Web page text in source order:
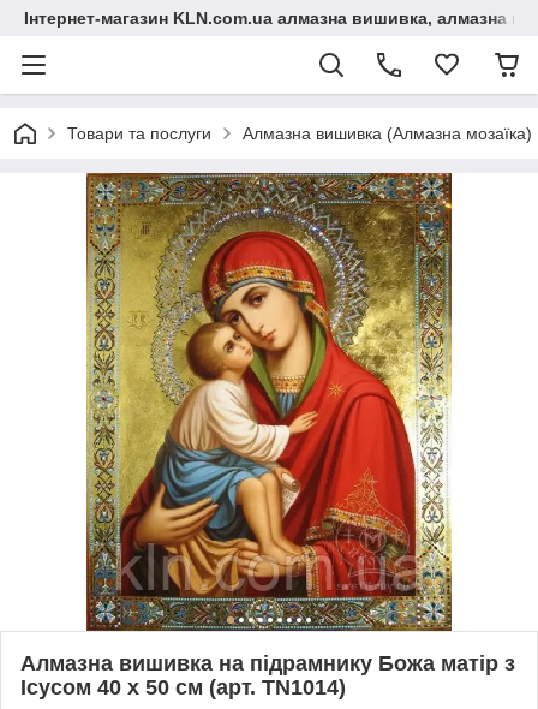
Інтернет-магазин KLN.com.ua алмазна вишивка, алмазна
Товари та послуги Алмазна вишивка (Алмазна мозаїка)
Алмазна вишивка на підрамнику Божа матір з
Ісусом 40 х 50 см (арт. TN1014)